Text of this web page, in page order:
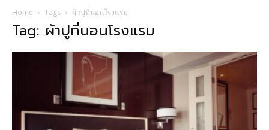
Home Tags ผ้าปูที่นอนโรงแรม
Tag: ผ้าปูที่นอนโรงแรม